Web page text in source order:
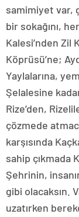
samimiyet var,
bir sokağını,
Kalesi’nden Zil
Köprüsü’ne;
Yaylalarına,
Şelalesine
Rize’den,
çözmede
karşısında
sahip çıkmada
Şehrinin,
gibi olacaksın.
uzatırken